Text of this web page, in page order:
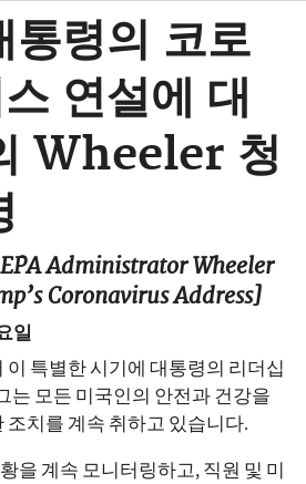
통령의 코로
연설에 대
Wheeler 청
Administrator Wheeler
Coronavirus Address]
일
특별한 시기에 대통령의 리더십
는 모든 미국인의 안전과 건강을
조치를 계속 취하고 있습니다.
을 계속 모니터링하고, 직원 및 미